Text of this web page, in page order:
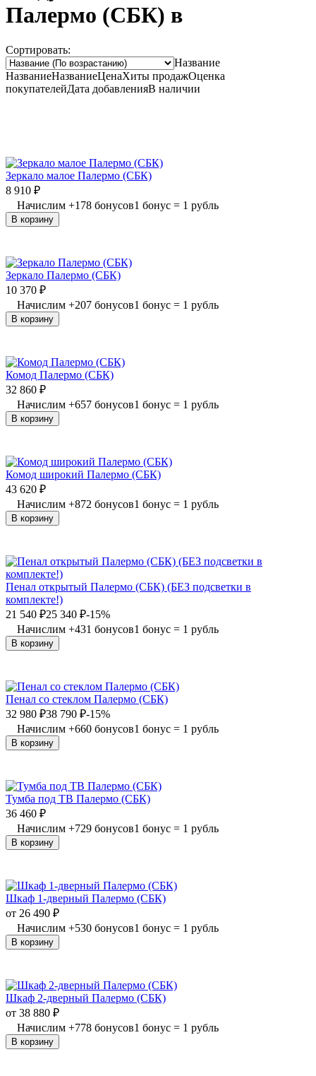
Палермо (СБК) в
Сортировать:
Название
НазваниеНазваниеЦенаХиты продажОценка
покупателейДата добавленияВ наличии
Зеркало малое Палермо (СБК)
8 910 ₽
Начислим +178 бонусов1 бонус = 1 рубль
В корзину
Зеркало Палермо (СБК)
10 370 ₽
Начислим +207 бонусов1 бонус = 1 рубль
В корзину
Комод Палермо (СБК)
32 860 ₽
Начислим +657 бонусов1 бонус = 1 рубль
В корзину
Комод широкий Палермо (СБК)
43 620 ₽
Начислим +872 бонусов1 бонус = 1 рубль
В корзину
Пенал открытый Палермо (СБК) (БЕЗ подсветки в
комплекте!)
21 540 ₽25 340 ₽-15%
Начислим +431 бонусов1 бонус = 1 рубль
В корзину
Пенал со стеклом Палермо (СБК)
32 980 ₽38 790 ₽-15%
Начислим +660 бонусов1 бонус = 1 рубль
В корзину
Тумба под ТВ Палермо (СБК)
36 460 ₽
Начислим +729 бонусов1 бонус = 1 рубль
В корзину
Шкаф 1-дверный Палермо (СБК)
от 26 490 ₽
Начислим +530 бонусов1 бонус = 1 рубль
В корзину
Шкаф 2-дверный Палермо (СБК)
от 38 880 ₽
Начислим +778 бонусов1 бонус = 1 рубль
В корзину